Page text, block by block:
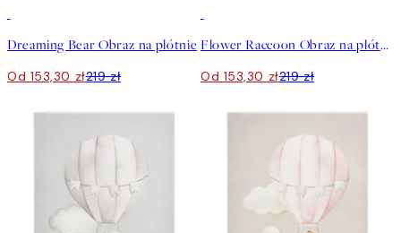
Dreaming Bear Obraz na płótnie
Od 153,30 zł219 zł
Flower Raccoon Obraz na płótnie
Od 153,30 zł219 zł